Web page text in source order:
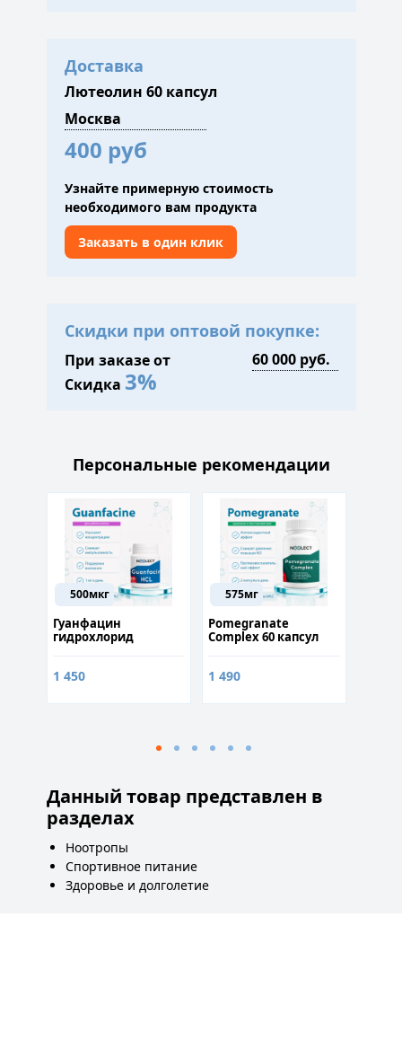
Доставка
Лютеолин 60 капсул
400 руб
Узнайте примерную стоимость
необходимого вам продукта
Заказать в один клик
Скидки при оптовой покупке:
При заказе от
Скидка 3%
Персональные рекомендации
500мкг
Гуанфацин
гидрохлорид
1 450
575мг
Pomegranate
Complex 60 капсул
1 490
Данный товар представлен в
разделах
Ноотропы
Спортивное питание
Здоровье и долголетие